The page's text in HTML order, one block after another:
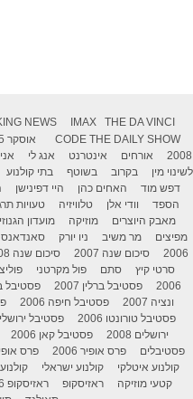
NEWS IMAX
THE DA VINCI
CODE THE DAILY SHOW אוסקר 2005
2008
אורחים אינטרנט אנג לי
לשינוי מין
בקרוב בשוטף בתי קולנוע
דפש מוד
האחים כהן היי דפינישן
הספד
וודי אלן טלוויזיה טעויות
מאבק היוצרים
מוזיקה מועדון
מפיצים
מר משיב ניו יורק סאנדאנס
2006
סיכום שנה 2007 סיכום שנה 2008
סרטי קיץ
סתם פול מקרטני
2006
פסטיבל ברלין 2007 פסטיבל
ונציה 2007
פסטיבל חיפה 2006
פסטיבל טורונטו 2006
פסטיבל ירושלים
ירושלים 2008
פסטיבל קאן 2006
פסטיבלים
פרס אופיר 2006 פרס אופיר
קולנוע איטלקי
קולנוע ישראלי
קטעי מוזיקה
ראזיסקופ ראזיסקופ 2006